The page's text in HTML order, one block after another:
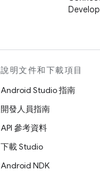
說明文件和下載項目
Android Studio 指南
開發人員指南
API 參考資料
下載 Studio
Android NDK